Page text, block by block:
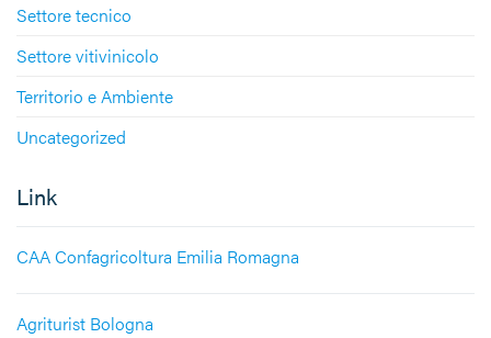
Settore tecnico
Settore vitivinicolo
Territorio e Ambiente
Uncategorized
Link
CAA Confagricoltura Emilia Romagna
Agriturist Bologna